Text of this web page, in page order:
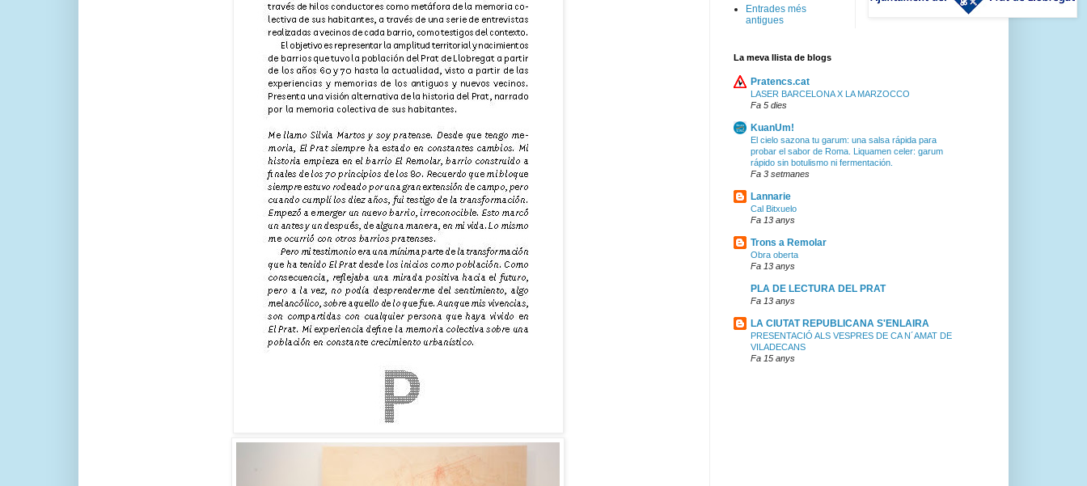
Entrades més
antigues
La meva llista de blogs
Pratencs.cat
LASER BARCELONA X LA MARZOCCO
Fa 5 dies
KuanUm!
El cielo sazona tu garum: una salsa rápida para
probar el sabor de Roma. Liquamen celer: garum
rápido sin botulismo ni fermentación.
Fa 3 setmanes
Lannarie
Cal Bitxuelo
Fa 13 anys
Trons a Remolar
Obra oberta
Fa 13 anys
PLA DE LECTURA DEL PRAT
Fa 13 anys
LA CIUTAT REPUBLICANA S'ENLAIRA
PRESENTACIÓ ALS VESPRES DE CA N´AMAT DE
VILADECANS
Fa 15 anys